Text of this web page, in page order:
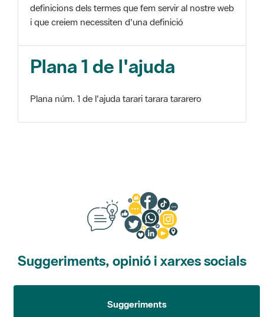
definicions dels termes que fem servir al nostre web
i que creiem necessiten d'una definició
Plana 1 de l'ajuda
Plana núm. 1 de l'ajuda tarari tarara tararero
Suggeriments, opinió i xarxes socials
Suggeriments